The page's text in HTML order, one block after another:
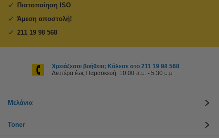
Πιστοποίηση ISO
Άμεση αποστολή!
211 19 98 568
Χρειάζεσαι βοήθεια; Κάλεσε στο 211 19 98 568
Δευτέρα έως Παρασκευή: 10:00 π.μ. - 5:30 μ.μ
Μελάνια
Toner